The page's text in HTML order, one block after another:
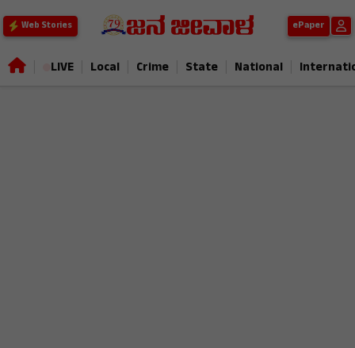
Web Stories ePaper
LIVE Local Crime State National